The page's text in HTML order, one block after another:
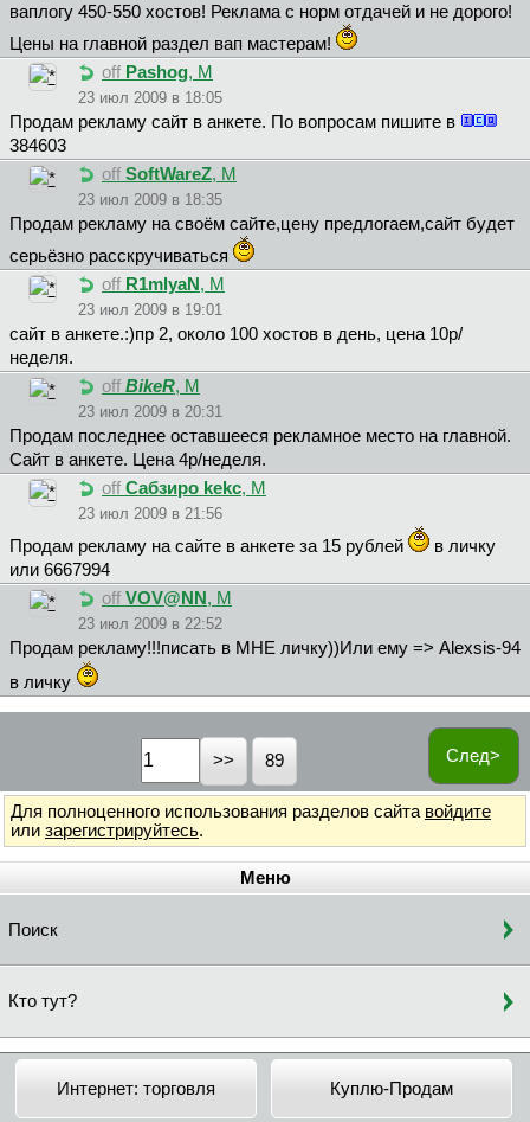
ваплогу 450-550 хостов! Реклама с норм отдачей и не дорого!
Цены на главной раздел вап мастерам!
off Pashog, М
23 июл 2009 в 18:05
Продам рекламу сайт в анкете. По вопросам пишите в
384603
off SoftWareZ, М
23 июл 2009 в 18:35
Продам рекламу на своём сайте,цену предлогаем,сайт будет
серьёзно расскручиваться
off R1mlyaN , М
23 июл 2009 в 19:01
сайт в анкете.:)пр 2, около 100 хостов в день, цена 10р/
неделя.
off BikeR, М
23 июл 2009 в 20:31
Продам последнее оставшееся рекламное место на главной.
Сайт в анкете. Цена 4р/неделя.
off Caбзиpo kekc, М
23 июл 2009 в 21:56
Продам рекламу на сайте в анкете за 15 рублей
в личку
или 6667994
off VOV@NN , М
23 июл 2009 в 22:52
Продам рекламу!!!писать в МНЕ личку))Или ему => Alexsis-94
в личку
След>
89
Для полноценного использования разделов сайта войдите
или зарегистрируйтесь.
Меню
Поиск
Кто тут?
Интернет: торговля Куплю-Продам